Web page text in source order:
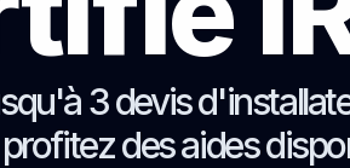
3 devis
des aides